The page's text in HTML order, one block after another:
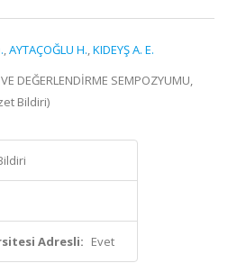
,AYTAÇOĞLU H.,KIDEYŞ A. E.
DEĞERLENDİRME SEMPOZYUMU,
Bildiri)
Adresli: Evet